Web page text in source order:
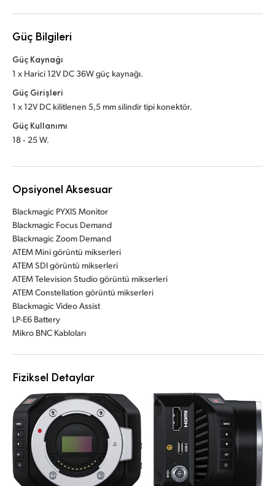
Güç Bilgileri
Güç Kaynağı
1 x Harici 12V DC 36W güç kaynağı.
Güç Girişleri
1 x 12V DC kilitlenen 5,5 mm silindir tipi konektör.
Güç Kullanımı
18 ‑ 25 W.
Opsiyonel Aksesuar
Blackmagic PYXIS Monitor
Blackmagic Focus Demand
Blackmagic Zoom Demand
ATEM Mini görüntü mikserleri
ATEM SDI görüntü mikserleri
ATEM Television Studio görüntü mikserleri
ATEM Constellation görüntü mikserleri
Blackmagic Video Assist
LP-E6 Battery
Mikro BNC Kabloları
Fiziksel Detaylar